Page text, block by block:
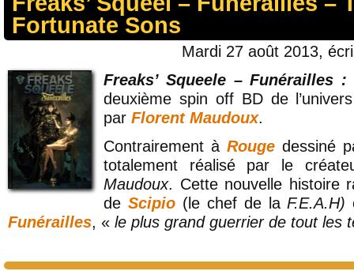
Fortunate Sons
Mardi 27 août 2013,
Freaks’ Squeele – Funérailles
deuxième spin off BD de l’univers
par Florent Maudoux.
Contrairement à Rougedessiné
totalement réalisé par le
Maudoux. Cette nouvelle histoire
de Scipio (le chef de laF.E.A.H)
Funérailles, « le plus grand guerrier de tout les